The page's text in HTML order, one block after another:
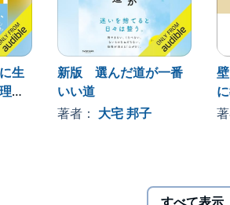
っかけに、脳科学とコンパッションに
として活動しています。
セルフコンパッションの5ステップか
、具体的な実践方法を体系的に解説し
生
学
新版 選んだ道が一番
いい道
著者： 大宅 邦子
すべて表示